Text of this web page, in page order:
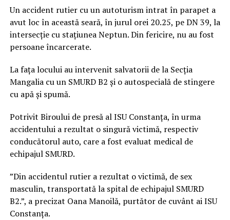
Un accident rutier cu un autoturism intrat în parapet a
avut loc în această seară, în jurul orei 20.25, pe DN 39, la
intersecție cu stațiunea Neptun. Din fericire, nu au fost
persoane încarcerate.
La fața locului au intervenit salvatorii de la Secția
Mangalia cu un SMURD B2 și o autospecială de stingere
cu apă și spumă.
Potrivit Biroului de presă al ISU Constanța, în urma
accidentului a rezultat o singură victimă, respectiv
conducătorul auto, care a fost evaluat medical de
echipajul SMURD.
”Din accidentul rutier a rezultat o victimă, de sex
masculin, transportată la spital de echipajul SMURD
B2.”, a precizat Oana Manoilă, purtător de cuvânt ai ISU
Constanța.